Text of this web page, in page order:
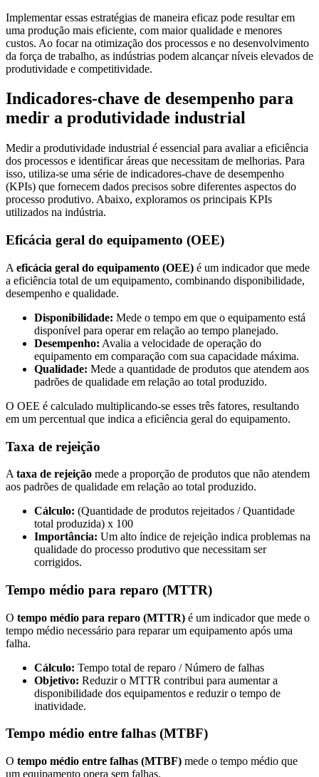
Implementar essas estratégias de maneira eficaz pode resultar em
uma produção mais eficiente, com maior qualidade e menores
custos. Ao focar na otimização dos processos e no desenvolvimento
da força de trabalho, as indústrias podem alcançar níveis elevados de
produtividade e competitividade.
Indicadores-chave de desempenho para
medir a produtividade industrial
Medir a produtividade industrial é essencial para avaliar a eficiência
dos processos e identificar áreas que necessitam de melhorias. Para
isso, utiliza-se uma série de indicadores-chave de desempenho
(KPIs) que fornecem dados precisos sobre diferentes aspectos do
processo produtivo. Abaixo, exploramos os principais KPIs
utilizados na indústria.
Eficácia geral do equipamento (OEE)
A eficácia geral do equipamento (OEE) é um indicador que mede
a eficiência total de um equipamento, combinando disponibilidade,
desempenho e qualidade.
Disponibilidade: Mede o tempo em que o equipamento está
disponível para operar em relação ao tempo planejado.
Desempenho: Avalia a velocidade de operação do
equipamento em comparação com sua capacidade máxima.
Qualidade: Mede a quantidade de produtos que atendem aos
padrões de qualidade em relação ao total produzido.
O OEE é calculado multiplicando-se esses três fatores, resultando
em um percentual que indica a eficiência geral do equipamento.
Taxa de rejeição
A taxa de rejeição mede a proporção de produtos que não atendem
aos padrões de qualidade em relação ao total produzido.
Cálculo: (Quantidade de produtos rejeitados / Quantidade
total produzida) x 100
Importância: Um alto índice de rejeição indica problemas na
qualidade do processo produtivo que necessitam ser
corrigidos.
Tempo médio para reparo (MTTR)
O tempo médio para reparo (MTTR) é um indicador que mede o
tempo médio necessário para reparar um equipamento após uma
falha.
Cálculo: Tempo total de reparo / Número de falhas
Objetivo: Reduzir o MTTR contribui para aumentar a
disponibilidade dos equipamentos e reduzir o tempo de
inatividade.
Tempo médio entre falhas (MTBF)
O tempo médio entre falhas (MTBF) mede o tempo médio que
um equipamento opera sem falhas.